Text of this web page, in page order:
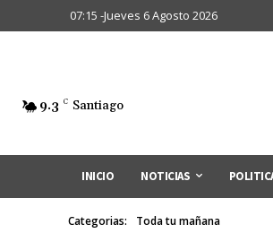
07:15 -Jueves 6 Agosto 2026
9.3 C Santiago
INICIO NOTICIAS
Categorias: Toda tu mañana